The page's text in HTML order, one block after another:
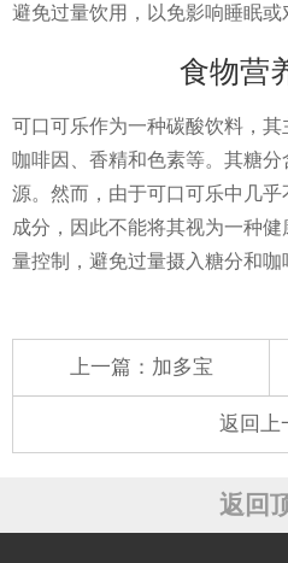
避免过量饮用，以免影响睡眠或
食物营
可口可乐作为一种碳酸饮料，其
咖啡因、香精和色素等。其糖
源。然而，由于可口可乐中几
成分，因此不能将其视为一种
量控制，避免过量摄入糖分和咖
上一篇： 加多宝
返回上
返回